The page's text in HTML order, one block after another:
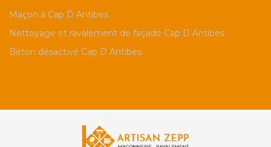
Maçon à Cap D Antibes
Nettoyage et ravalement de façade Cap D Antibes
Béton désactivé Cap D Antibes